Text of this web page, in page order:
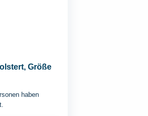
Größe
haben